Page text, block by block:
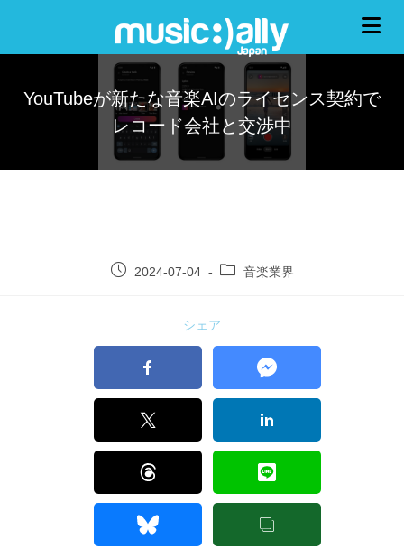
YouTubeが新たな音楽AIのライセンス契約で
レコード会社と交渉中
2024-07-04 音楽業界
シェア